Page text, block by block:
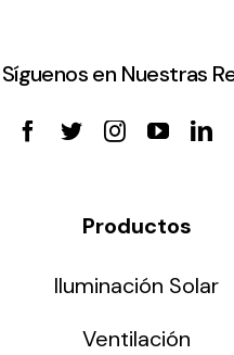
Síguenos en Nuestras
Productos
Iluminación Solar
Ventilación